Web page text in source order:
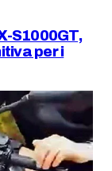
S1000GT,
per i